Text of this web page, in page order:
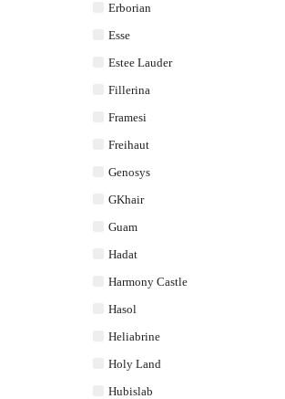
Erborian
Esse
Estee Lauder
Fillerina
Framesi
Freihaut
Genosys
GKhair
Guam
Hadat
Harmony Castle
Hasol
Heliabrine
Holy Land
Hubislab